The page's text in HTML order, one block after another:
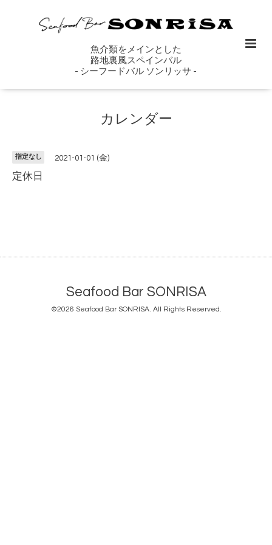
魚介類をメインとした
路地裏風スペインバル
- シーフードバル ソンリッサ -
カレンダー
指定なし 2021-01-01 (金)
定休日
Seafood Bar SONRISA
©2026 Seafood Bar SONRISA. All Rights Reserved.